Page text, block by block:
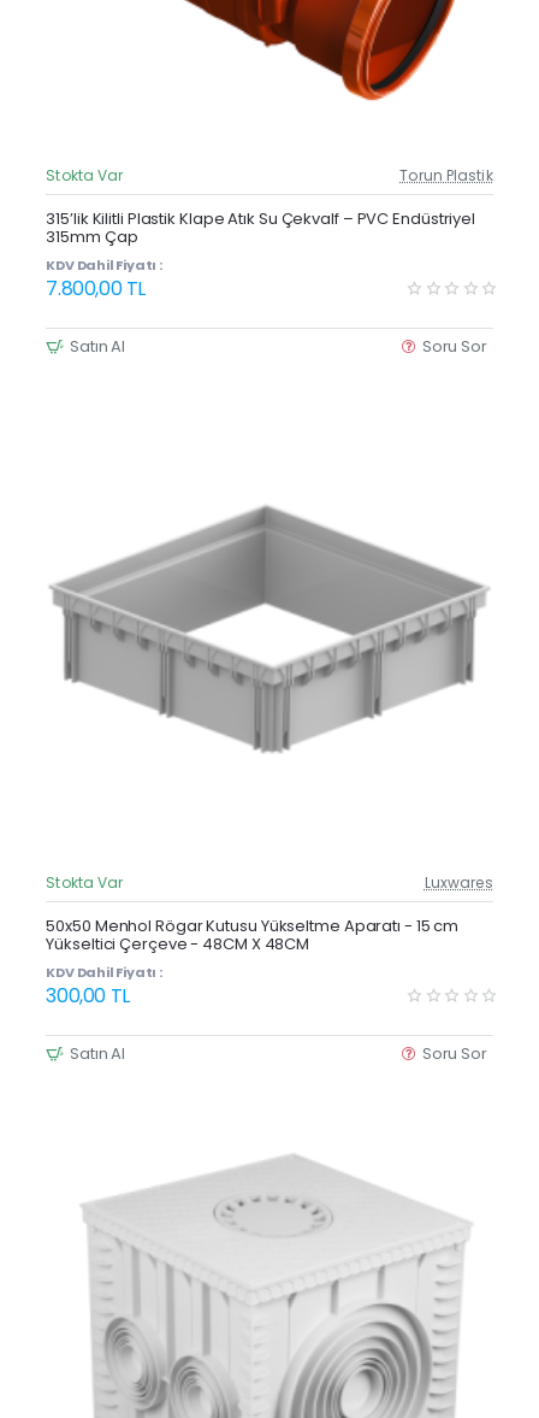
Güncel Fiyat
Yeni Ürün
Stokta Var Torun Plastik
315’lik Kilitli Plastik Klape Atık Su Çekvalf – PVC Endüstriyel
315mm Çap
KDV Dahil Fiyatı :
7.800,00 TL
Satın Al Soru Sor
Güncel Fiyat
Yeni Ürün
Stokta Var Luxwares
50x50 Menhol Rögar Kutusu Yükseltme Aparatı - 15 cm
Yükseltici Çerçeve - 48CM X 48CM
KDV Dahil Fiyatı :
300,00 TL
Satın Al Soru Sor